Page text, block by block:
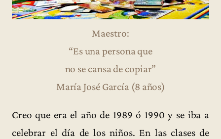
Maestro:
“Es una persona que
no se cansa de copiar”
María José García (8 años)
Creo que era el año de 1989 ó 1990 y se iba a
celebrar el día de los niños. En las clases de